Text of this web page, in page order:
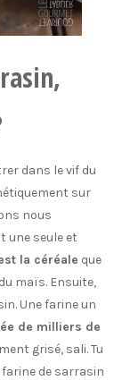
dans le vif du
sur
nous
une seule et
la céréale que
maïs. Ensuite,
Une farine un
de milliers de
grisé, sali. Tu
farine de sarrasin